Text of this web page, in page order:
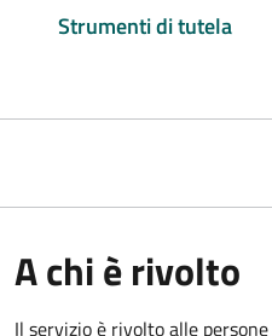
Strumenti di tutela
A chi è rivolto
Il servizio è rivolto alle